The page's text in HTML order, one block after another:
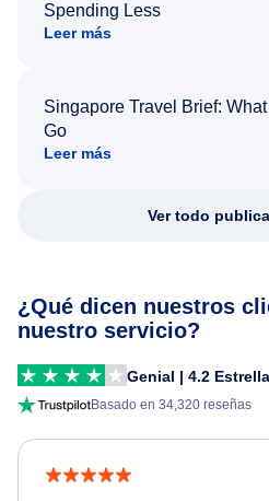
Spending Less
Leer más
Singapore Travel Brief:
Go
Leer más
Ver todo
¿Qué dicen nuestros
nuestro servicio?
Genial | 4.2
Basado en 34,320 reseñas